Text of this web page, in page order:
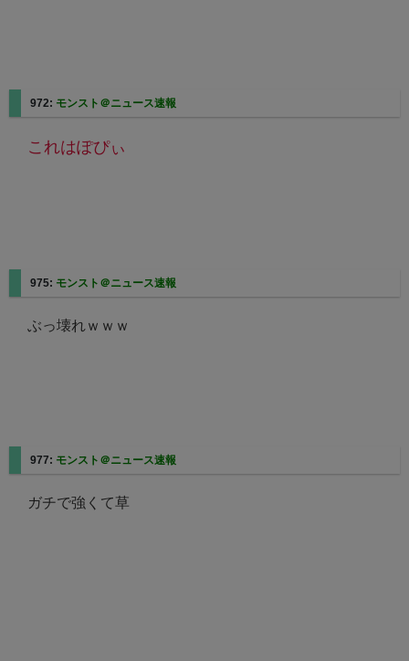
972: モンスト＠ニュース速報
これはぽぴぃ
975: モンスト＠ニュース速報
ぶっ壊れｗｗｗ
977: モンスト＠ニュース速報
ガチで強くて草